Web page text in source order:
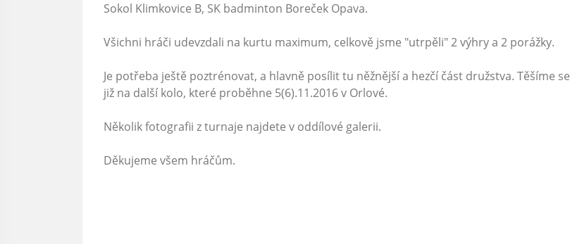
Sokol Klimkovice B, SK badminton Boreček Opava.
Všichni hráči udevzdali na kurtu maximum, celkově jsme "utrpěli" 2 výhry a 2 porážky.
Je potřeba ještě poztrénovat, a hlavně posílit tu něžnější a hezčí část družstva. Těšíme se
již na další kolo, které proběhne 5(6).11.2016 v Orlové.
Několik fotografii z turnaje najdete v oddílové galerii.
Děkujeme všem hráčům.